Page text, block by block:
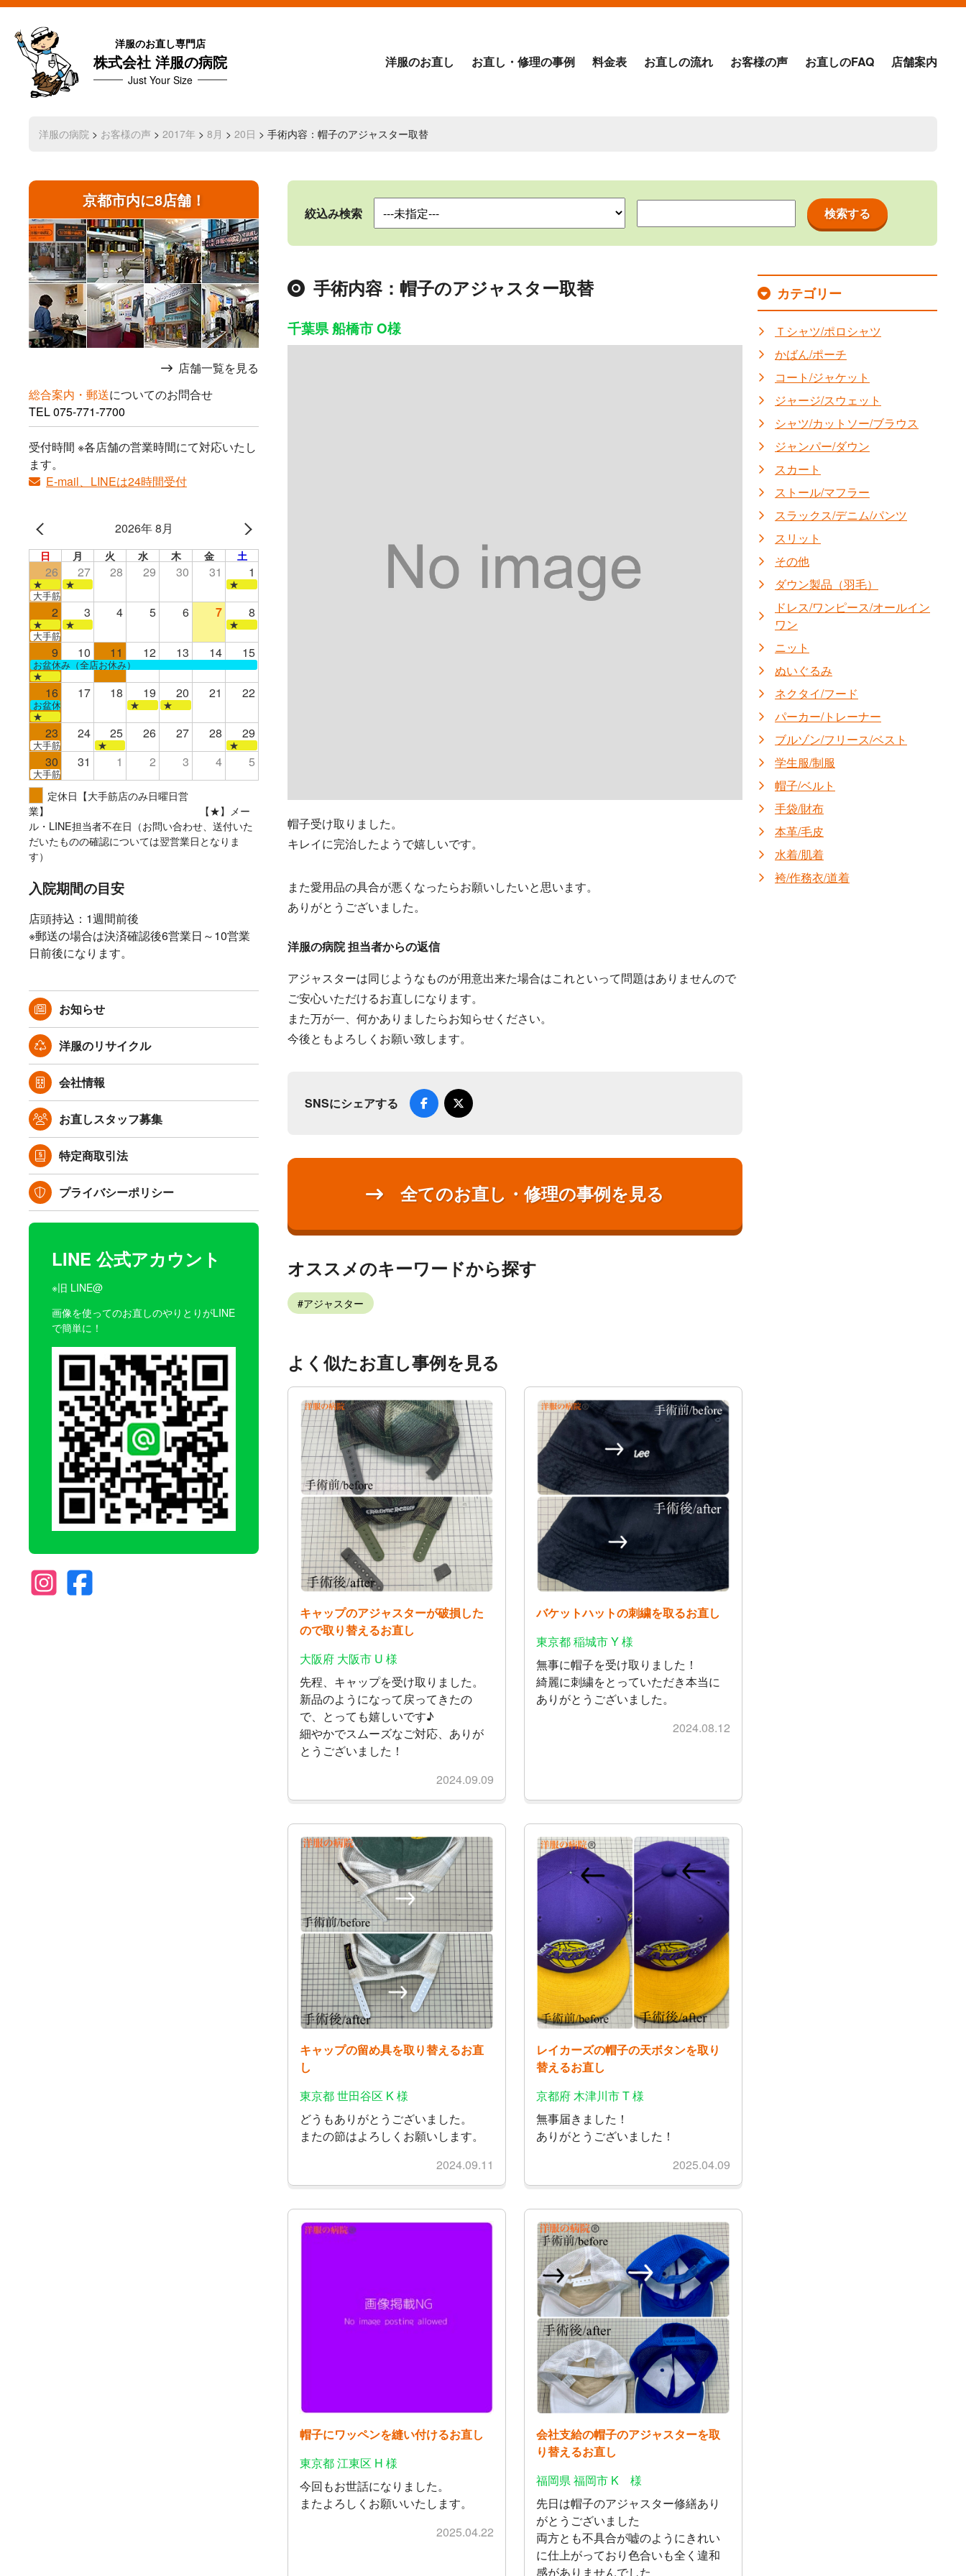
洋服のお直し専門店
株式会社 洋服の病院
Just Your Size
洋服のお直し お直し・修理の事例 料金表 お直しの流れ お客様の声 お直しのFAQ 店舗案内
洋服の病院 > お客様の声 > 2017年 > 8月 > 20日 > 手術内容：帽子のアジャスター取替
京都市内に8店舗！
店舗一覧を見る
総合案内・郵送についてのお問合せ
TEL075-771-7700
受付時間 ※各店舗の営業時間にて対応いたし
ます。
E-mail、LINEは24時間受付
2026年 8月
日 月 火 水 木 金 土
26 27 28 29 30 31 1
★ ★
★
大手筋店のみ営業
2 3 4 5 6 7 8
★ ★
★
大手筋
9 10 11 12 13 14 15
お盆休み（全店お休み）
★
16 17 18 19 20 21 22
お盆休み（全店お休み）★
★
★
23 24 25 26 27 28 29
大手筋 ★ ★
30 31 1 2 3 4 5
大手筋
定休日【大手筋店のみ日曜日営
業】 【★】メー
ル・LINE担当者不在日（お問い合わせ、送付いた
だいたものの確認については翌営業日となりま
す）
入院期間の目安
店頭持込：1週間前後
※郵送の場合は決済確認後6営業日～10営業
日前後になります。
お知らせ
洋服のリサイクル
会社情報
お直しスタッフ募集
特定商取引法
プライバシーポリシー
LINE 公式アカウント
※旧 LINE@
画像を使ってのお直しのやりとりがLINE
で簡単に！
絞込み検索
手術内容：帽子のアジャスター取替
千葉県 船橋市 O様
帽子受け取りました。
キレイに完治したようで嬉しいです。
また愛用品の具合が悪くなったらお願いしたいと思います。
ありがとうございました。
洋服の病院 担当者からの返信
アジャスターは同じようなものが用意出来た場合はこれといって問題はありませんので
ご安心いただけるお直しになります。
また万が一、何かありましたらお知らせください。
今後ともよろしくお願い致します。
SNSにシェアする
全てのお直し・修理の事例を見る
オススメのキーワードから探す
アジャスター
よく似たお直し事例を見る
キャップのアジャスターが破損した
ので取り替えるお直し
大阪府 大阪市 U 様
先程、キャップを受け取りました。
新品のようになって戻ってきたの
で、とっても嬉しいです♪
細やかでスムーズなご対応、ありが
とうございました！
2024.09.09
バケットハットの刺繍を取るお直し
東京都 稲城市 Y 様
無事に帽子を受け取りました！
綺麗に刺繍をとっていただき本当に
ありがとうございました。
2024.08.12
キャップの留め具を取り替えるお直
し
東京都 世田谷区 K 様
どうもありがとうございました。
またの節はよろしくお願いします。
2024.09.11
レイカーズの帽子の天ボタンを取り
替えるお直し
京都府 木津川市 T 様
無事届きました！
ありがとうございました！
2025.04.09
帽子にワッペンを縫い付けるお直し
東京都 江東区 H 様
今回もお世話になりました。
またよろしくお願いいたします。
2025.04.22
会社支給の帽子のアジャスターを取
り替えるお直し
福岡県 福岡市 K 様
先日は帽子のアジャスター修繕あり
がとうございました
両方とも不具合が嘘のようにきれい
に仕上がっており色合いも全く違和
感がありませんでした
カテゴリー
Ｔシャツ/ポロシャツ
かばん/ポーチ
コート/ジャケット
ジャージ/スウェット
シャツ/カットソー/ブラウス
ジャンパー/ダウン
スカート
ストール/マフラー
スラックス/デニム/パンツ
スリット
その他
ダウン製品（羽毛）
ドレス/ワンピース/オールイン
ワン
ニット
ぬいぐるみ
ネクタイ/フード
パーカー/トレーナー
ブルゾン/フリース/ベスト
学生服/制服
帽子/ベルト
手袋/財布
本革/毛皮
水着/肌着
袴/作務衣/道着